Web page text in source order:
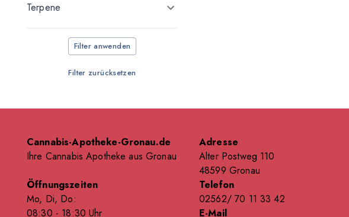
Remexian Pharma
Vayamed
Weeco
WMG Pharma
Terpene
Filter anwenden
Filter zurücksetzen
Cannabis-Apotheke-Gronau.de
Ihre Cannabis Apotheke aus Gronau
Öffnungszeiten
Mo, Di, Do:
08:30 - 18:30 Uhr
Adresse
Alter Postweg 110
48599 Gronau
Telefon
02562/ 70 11 33 42
E-Mail